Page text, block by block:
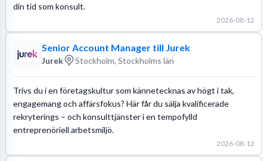
din tid som konsult.
2026-08-12
Senior Account Manager till Jurek
Jurek Stockholm, Stockholms län
Trivs du i en företagskultur som kännetecknas av högt i tak,
engagemang och affärsfokus? Här får du sälja kvalificerade
rekryterings – och konsulttjänster i en tempofylld
entreprenöriell arbetsmiljö.
2026-08-12